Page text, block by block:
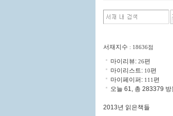
서재지수 : 18636점
마이리뷰: 26편
마이리스트: 10편
마이페이퍼: 111편
오늘 61, 총 283379 방
2013년 읽은책들